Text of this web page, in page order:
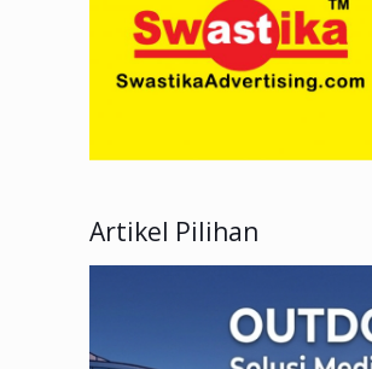
Artikel Pilihan